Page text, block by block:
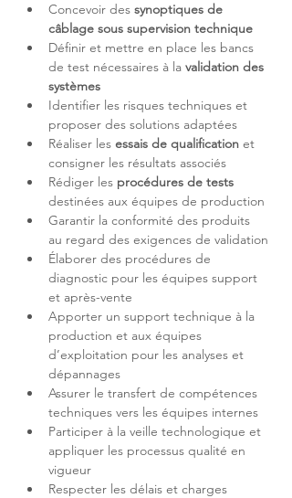
Concevoir des synoptiques de
câblage sous supervision technique
Définir et mettre en place les bancs
de test nécessaires à la validation des
systèmes
Identifier les risques techniques et
Réaliser les essais de qualification et
Rédiger les procédures de tests
Garantir la conformité des produits
Élaborer des procédures de
diagnostic pour les équipes support
Apporter un support technique à la
production et aux équipes
d’exploitation pour les analyses et
Assurer le transfert de compétences
Participer à la veille technologique et
appliquer les processus qualité en
Respecter les délais et charges